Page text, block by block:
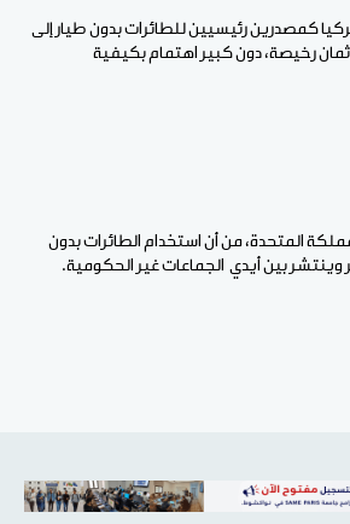
كمصدرين رئيسيين للطائرات بدون طيار إلى
رخيصة، دون كبير اهتمام بكيفية
المتحدة، من أن استخدام الطائرات بدون
بين أيدي الجماعات غير الحكومية.